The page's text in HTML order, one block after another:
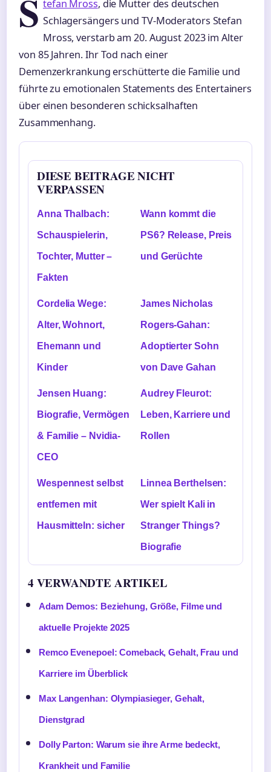
S tefan Mross, die Mutter des deutschen
Schlagersängers und TV-Moderators Stefan
Mross, verstarb am 20. August 2023 im Alter
von 85 Jahren. Ihr Tod nach einer
Demenzerkrankung erschütterte die Familie und
führte zu emotionalen Statements des Entertainers
über einen besonderen schicksalhaften
Zusammenhang.
DIESE BEITRAGE NICHT
VERPASSEN
Anna Thalbach:
Schauspielerin,
Tochter, Mutter –
Fakten
Wann kommt die
PS6? Release, Preis
und Gerüchte
Cordelia Wege:
Alter, Wohnort,
Ehemann und
Kinder
James Nicholas
Rogers-Gahan:
Adoptierter Sohn
von Dave Gahan
Jensen Huang:
Biografie, Vermögen
& Familie – Nvidia-
CEO
Audrey Fleurot:
Leben, Karriere und
Rollen
Wespennest selbst
entfernen mit
Hausmitteln: sicher
Linnea Berthelsen:
Wer spielt Kali in
Stranger Things?
Biografie
4 VERWANDTE ARTIKEL
Adam Demos: Beziehung, Größe, Filme und
aktuelle Projekte 2025
Remco Evenepoel: Comeback, Gehalt, Frau und
Karriere im Überblick
Max Langenhan: Olympiasieger, Gehalt,
Dienstgrad
Dolly Parton: Warum sie ihre Arme bedeckt,
Krankheit und Familie